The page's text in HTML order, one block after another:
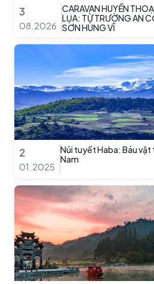
3
08.2026
CARAVAN HUYỀN
LỤA: TỪ TRƯỜNG AN
SƠN HÙNG VĨ
2
01.2025
Núi tuyết Haba: Báu vật
Nam